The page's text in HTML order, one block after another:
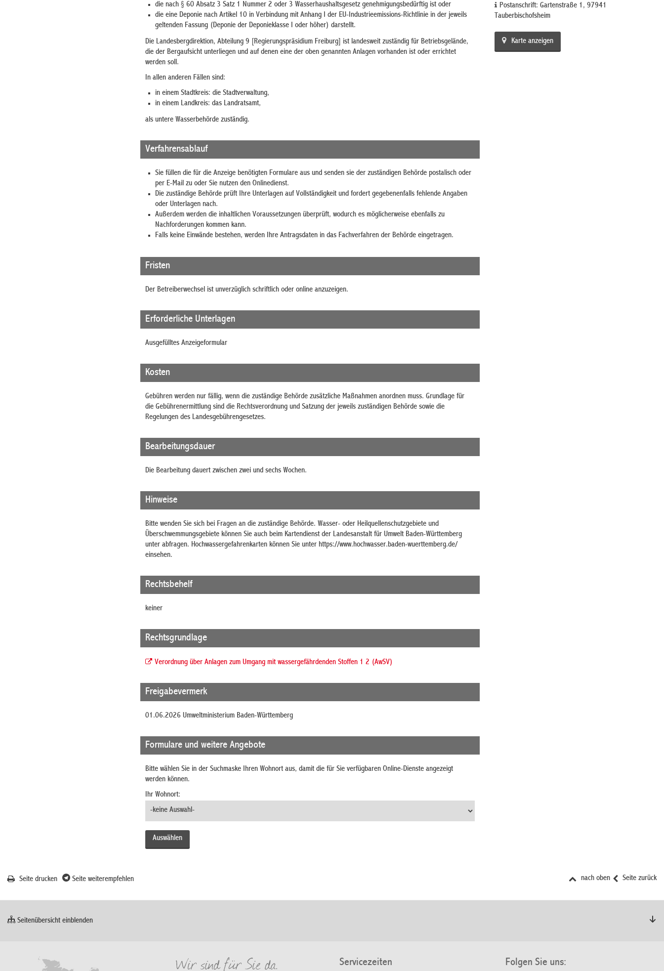
die nach § 60 Absatz 3 Satz 1 Nummer 2 oder 3 Wasserhaushaltsgesetz genehmigungsbedürftig ist oder
die eine Deponie nach Artikel 10 in Verbindung mit Anhang I der EU-Industrieemissions-Richtlinie in der jeweils
geltenden Fassung (Deponie der Deponieklasse I oder höher) darstellt.
Die Landesbergdirektion, Abteilung 9 [Regierungspräsidium Freiburg] ist landesweit zuständig für Betriebsgelände,
die der Bergaufsicht unterliegen und auf denen eine der oben genannten Anlagen vorhanden ist oder errichtet
werden soll.
In allen anderen Fällen sind:
in einem Stadtkreis: die Stadtverwaltung,
in einem Landkreis: das Landratsamt,
als untere Wasserbehörde zuständig.
Verfahrensablauf
Sie füllen die für die Anzeige benötigten Formulare aus und senden sie der zuständigen Behörde postalisch oder
per E-Mail zu oder Sie nutzen den Onlinedienst.
Die zuständige Behörde prüft Ihre Unterlagen auf Vollständigkeit und fordert gegebenenfalls fehlende Angaben
oder Unterlagen nach.
Außerdem werden die inhaltlichen Voraussetzungen überprüft, wodurch es möglicherweise ebenfalls zu
Nachforderungen kommen kann.
Falls keine Einwände bestehen, werden Ihre Antragsdaten in das Fachverfahren der Behörde eingetragen.
Fristen
Der Betreiberwechsel ist unverzüglich schriftlich oder online anzuzeigen.
Erforderliche Unterlagen
Ausgefülltes Anzeigeformular
Kosten
Gebühren werden nur fällig, wenn die zuständige Behörde zusätzliche Maßnahmen anordnen muss. Grundlage für
die Gebührenermittlung sind die Rechtsverordnung und Satzung der jeweils zuständigen Behörde sowie die
Regelungen des Landesgebührengesetzes.
Bearbeitungsdauer
Die Bearbeitung dauert zwischen zwei und sechs Wochen.
Hinweise
Bitte wenden Sie sich bei Fragen an die zuständige Behörde. Wasser- oder Heilquellenschutzgebiete und
Überschwemmungsgebiete können Sie auch beim Kartendienst der Landesanstalt für Umwelt Baden-Württemberg
unter abfragen. Hochwassergefahrenkarten können Sie unter https://www.hochwasser.baden-wuerttemberg.de/
einsehen.
Rechtsbehelf
keiner
Rechtsgrundlage
Verordnung über Anlagen zum Umgang mit wassergefährdenden Stoffen 1 2 (AwSV)
Freigabevermerk
01.06.2026 Umweltministerium Baden-Württemberg
Formulare und weitere Angebote
Bitte wählen Sie in der Suchmaske Ihren Wohnort aus, damit die für Sie verfügbaren Online-Dienste angezeigt
werden können.
Ihr Wohnort:
Postanschrift: Gartenstraße 1, 97941
Tauberbischofsheim
Karte anzeigen
Seite zurück
nach oben
Seite drucken Seite weiterempfehlen
Seitenübersicht einblenden
Servicezeiten Folgen Sie uns: